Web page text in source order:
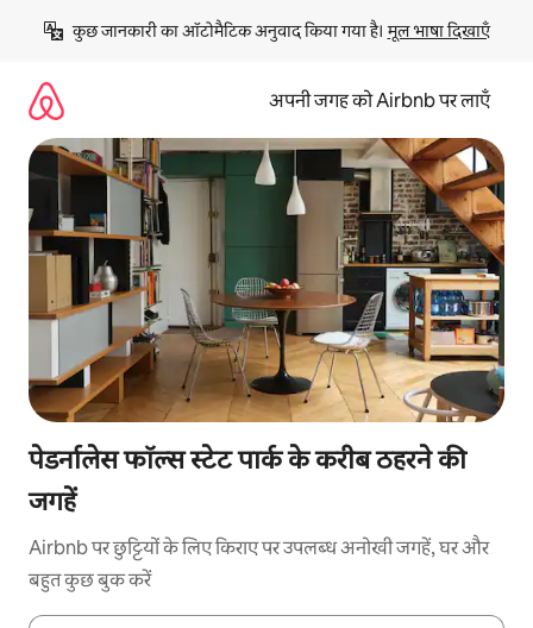
छोड़कर
कॉन्टेंट
कुछ जानकारी का ऑटोमैटिक अनुवाद किया गया है। मूल भाषा दिखाएँ
अपनी जगह को Airbnb पर लाएँ
पेडर्नालेस फॉल्स स्टेट पार्क के करीब ठहरने की
जगहें
Airbnb पर छुट्टियों के लिए किराए पर उपलब्ध अनोखी जगहें, घर और
बहुत कुछ बुक करें